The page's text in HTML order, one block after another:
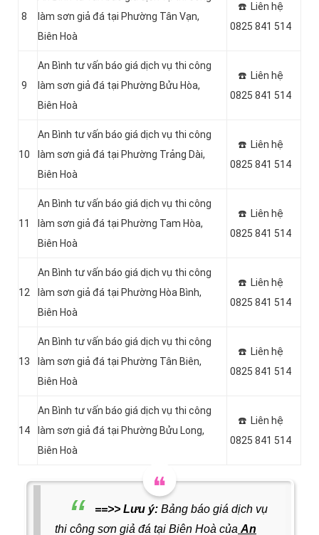
8
làm sơn giả đá tại Phường Tân Vạn,
Biên Hoà
☎️ Liên hệ
0825 841 514
9
An Bình tư vấn báo giá dịch vụ thi công
làm sơn giả đá tại Phường Bửu Hòa,
Biên Hoà
☎️ Liên hệ
0825 841 514
10
An Bình tư vấn báo giá dịch vụ thi công
làm sơn giả đá tại Phường Trảng Dài,
Biên Hoà
☎️ Liên hệ
0825 841 514
11
An Bình tư vấn báo giá dịch vụ thi công
làm sơn giả đá tại Phường Tam Hòa,
Biên Hoà
☎️ Liên hệ
0825 841 514
12
An Bình tư vấn báo giá dịch vụ thi công
làm sơn giả đá tại Phường Hòa Bình,
Biên Hoà
☎️ Liên hệ
0825 841 514
13
An Bình tư vấn báo giá dịch vụ thi công
làm sơn giả đá tại Phường Tân Biên,
Biên Hoà
☎️ Liên hệ
0825 841 514
14
An Bình tư vấn báo giá dịch vụ thi công
làm sơn giả đá tại Phường Bửu Long,
Biên Hoà
☎️ Liên hệ
0825 841 514
==>> Lưu ý:Bảng báo giá dịch vụ
thi công sơn giả đá tại Biên Hoà của An